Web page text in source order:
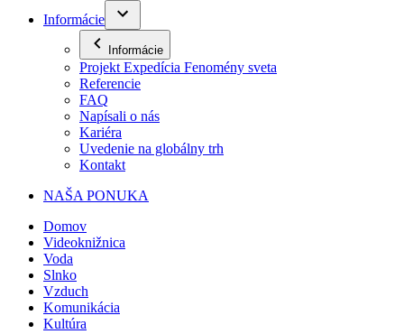
Informácie
Informácie
Projekt Expedícia Fenomény sveta
Referencie
FAQ
Napísali o nás
Kariéra
Uvedenie na globálny trh
Kontakt
NAŠA PONUKA
Domov
Videoknižnica
Voda
Slnko
Vzduch
Komunikácia
Kultúra